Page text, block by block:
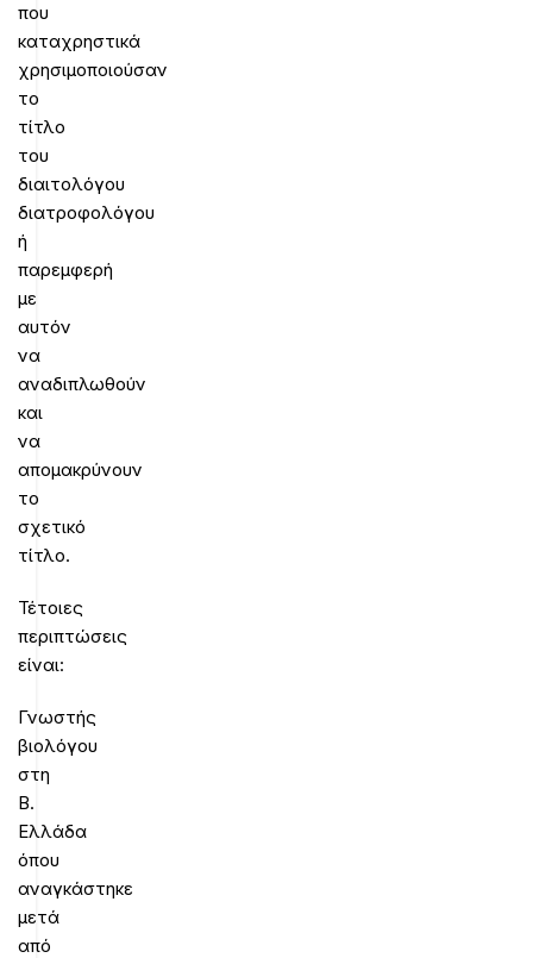
που
καταχρηστικά
χρησιμοποιούσαν
το
τίτλο
του
διαιτολόγου
διατροφολόγου
ή
παρεμφερή
με
αυτόν
να
αναδιπλωθούν
και
να
απομακρύνουν
το
σχετικό
τίτλο.
Τέτοιες
περιπτώσεις
είναι:
Γνωστής
βιολόγου
στη
Β.
Ελλάδα
όπου
αναγκάστηκε
μετά
από